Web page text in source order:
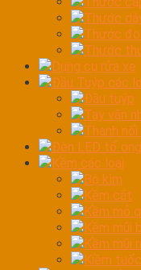
Thước
Thước
Thước
Dụng cụ rửa xe
Đầu Tuýp các
Đầu tuýp
Tay vặn
Thanh nối
Đèn LED tổ ong
Kềm các loại
Bộ kìm
Kềm cắt
Kềm mỏ
Kềm mũi
Kềm mũi
Kiềm